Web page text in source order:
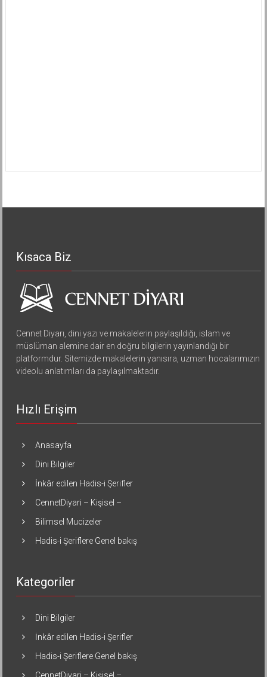
Kısaca Biz
Cennet Diyarı, dini yazı ve makalelerin paylaşıldığı, islam ve
müslüman alemine dair en doğru bilgilerin yayınlandığı bir
platformdur. Sitemizde makalelerin yanısıra, uzman hocalarımızın
videolu anlatımları da paylaşılmaktadır.
Hızlı Erişim
Anasayfa
Dini Bilgiler
İnkâr edilen Hadis-i Şerifler
CennetDiyari – Kişisel –
Bilimsel Mucizeler
Hadis-i Şeriflere Genel bakış
Kategoriler
Dini Bilgiler
İnkâr edilen Hadis-i Şerifler
Hadis-i Şeriflere Genel bakış